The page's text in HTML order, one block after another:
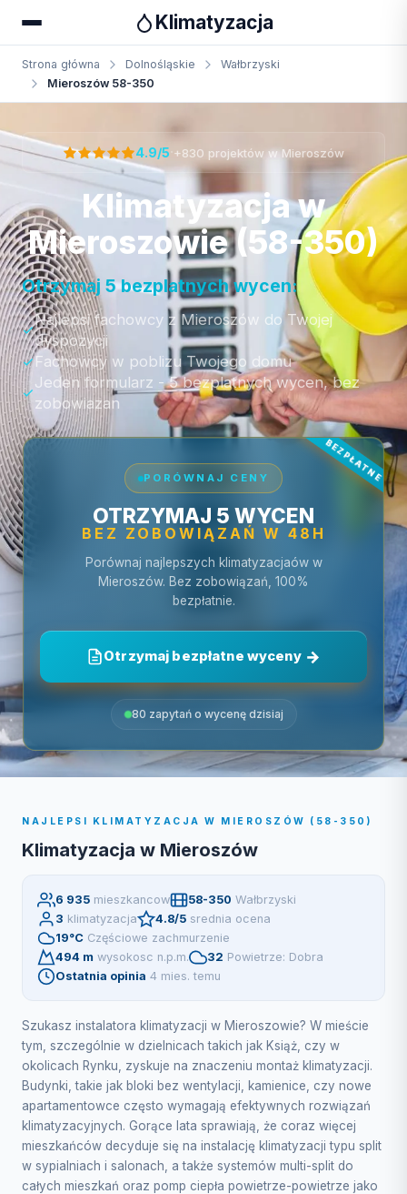
Klimatyzacja
Strona główna Dolnośląskie
Wałbrzyski
Mieroszów 58-350
Otrzymaj bezpłatną wycenę
4.9/5 +830 projektów w Mieroszów
Klimatyzacja w
Mieroszowie (58-350)
Otrzymaj 5 bezplatnych wycen:
Najlepsi fachowcy z Mieroszów do Twojej
dyspozycji
Fachowcy w poblizu Twojego domu
Jeden formularz - 5 bezplatnych wycen, bez
zobowiazan
PORÓWNAJ CENY
OTRZYMAJ 5 WYCEN
BEZ ZOBOWIĄZAŃ W 48H
Porównaj najlepszych klimatyzacjaów w
Mieroszów. Bez zobowiązań, 100%
bezpłatnie.
Otrzymaj bezpłatne wyceny
80 zapytań o wycenę dzisiaj
NAJLEPSI KLIMATYZACJA W MIEROSZÓW (58-350)
Klimatyzacja w Mieroszów
6 935 mieszkancow 58-350 Wałbrzyski
3 klimatyzacja 4.8/5 srednia ocena
19°C Częściowe zachmurzenie
494 m wysokosc n.p.m. 32 Powietrze: Dobra
Ostatnia opinia 4 mies. temu
Szukasz instalatora klimatyzacji w Mieroszowie? W mieście
tym, szczególnie w dzielnicach takich jak Książ, czy w
okolicach Rynku, zyskuje na znaczeniu montaż klimatyzacji.
Budynki, takie jak bloki bez wentylacji, kamienice, czy nowe
apartamentowce często wymagają efektywnych rozwiązań
klimatyzacyjnych. Gorące lata sprawiają, że coraz więcej
mieszkańców decyduje się na instalację klimatyzacji typu split
w sypialniach i salonach, a także systemów multi-split do
całych mieszkań oraz pomp ciepła powietrze-powietrze jako